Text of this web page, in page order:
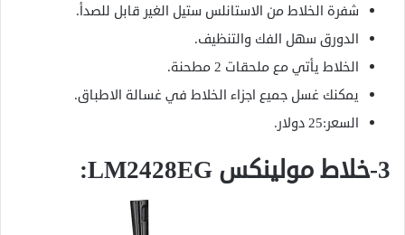
شفرة الخلاط من الاستانلس ستيل الغير قابل للصدأ.
الدورق سهل الفك والتنظيف.
الخلاط يأتي مع ملحقات 2 مطحنة.
يمكنك غسل جميع اجزاء الخلاط في غسالة الاطباق.
السعر:25 دولار.
3-خلاط مولينكس LM2428EG: